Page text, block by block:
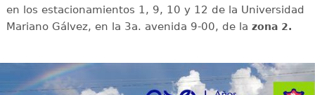
en los estacionamientos 1, 9, 10 y 12 de la Universidad
Mariano Gálvez, en la 3a. avenida 9-00, de la zona 2.